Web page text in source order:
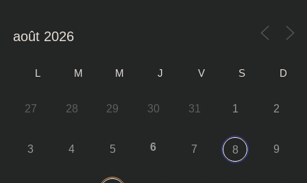
L M M J V S D
27 28 29 30 31 1 2
3 4 5 6 7 8 9